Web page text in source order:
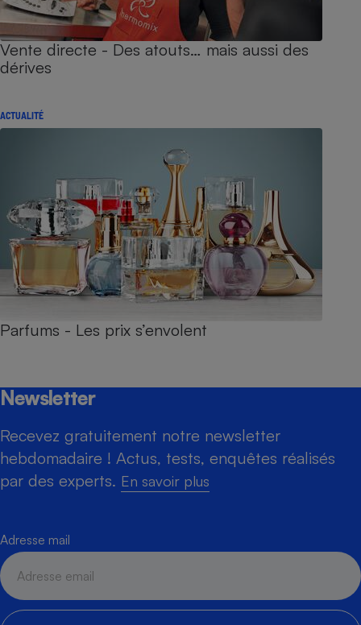
Vente directe - Des atouts… mais aussi des
dérives
ACTUALITÉ
Parfums - Les prix s’envolent
Newsletter
Recevez gratuitement notre newsletter
hebdomadaire ! Actus, tests, enquêtes réalisés
par des experts. En savoir plus
Adresse mail